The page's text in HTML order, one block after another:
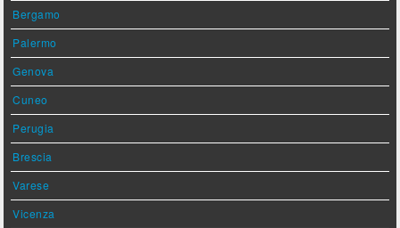
Bergamo
Palermo
Genova
Cuneo
Perugia
Brescia
Varese
Vicenza